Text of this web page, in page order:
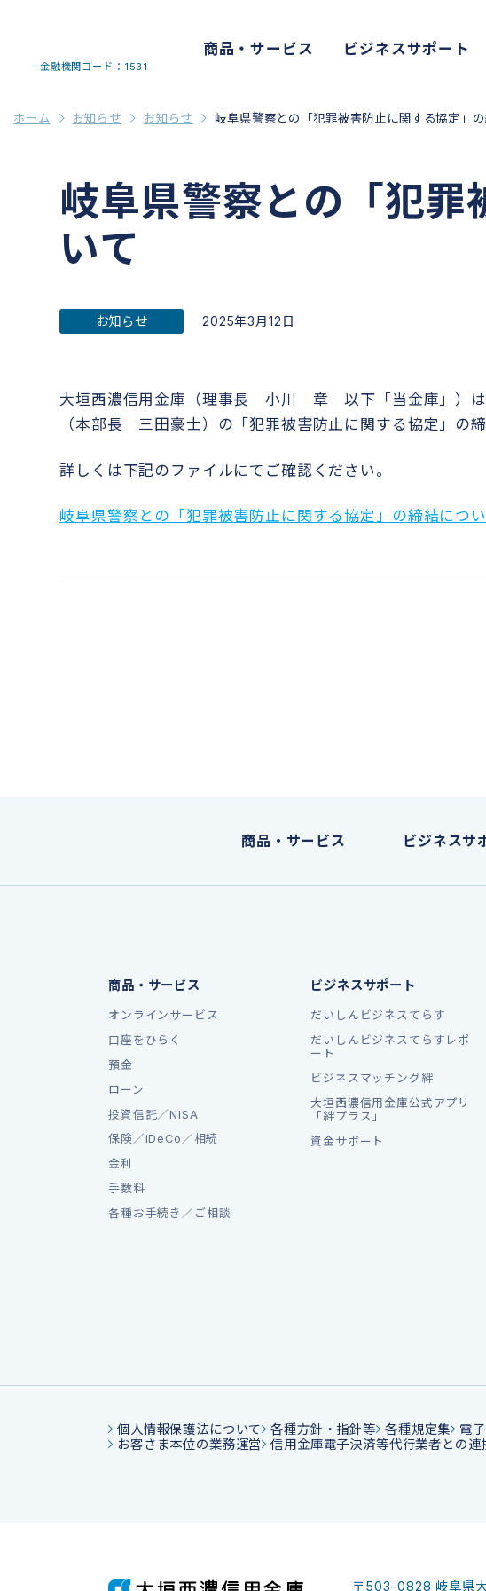
金融機関コード：1531
商品・サービス ビジネスサポート
ホーム お知らせ お知らせ 岐阜県警察との「犯罪被害防止に関する協定」
岐阜県警察との「犯罪
いて
お知らせ 2025年3月12日
大垣西濃信用金庫（理事長 小川 章 以下「当金庫」）は
（本部長 三田豪士）の「犯罪被害防止に関する協定」の
詳しくは下記のファイルにてご確認ください。
岐阜県警察との「犯罪被害防止に関する協定」の締結につ
商品・サービス ビジネスサ
商品・サービス
オンラインサービス
口座をひらく
預金
ローン
投資信託／NISA
保険／iDeCo／相続
金利
手数料
各種お手続き／ご相談
ビジネスサポート
だいしんビジネスてらす
だいしんビジネスてらすレポ
ート
ビジネスマッチング絆
大垣西濃信用金庫公式アプリ
「絆プラス」
資金サポート
個人情報保護法について 各種方針・指針等 各種規定集 電
お客さま本位の業務運営 信用金庫電子決済等代行業者との連
〒503-0828 岐阜県